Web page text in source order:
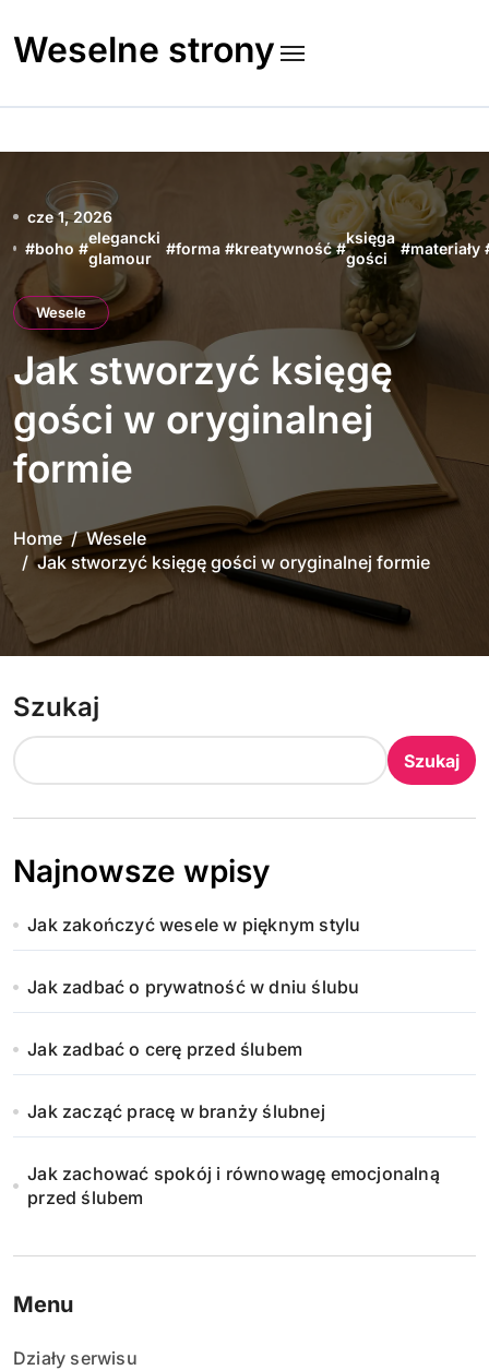
to
content
Weselne strony
cze 1, 2026
#boho #
elegancki
glamour
#forma #kreatywność #
księga
gości
#materiały
Wesele
Jak stworzyć księgę
gości w oryginalnej
formie
Home
Wesele
Jak stworzyć księgę gości w oryginalnej formie
Szukaj
Szukaj
Najnowsze wpisy
Jak zakończyć wesele w pięknym stylu
Jak zadbać o prywatność w dniu ślubu
Jak zadbać o cerę przed ślubem
Jak zacząć pracę w branży ślubnej
Jak zachować spokój i równowagę emocjonalną
przed ślubem
Menu
Działy serwisu